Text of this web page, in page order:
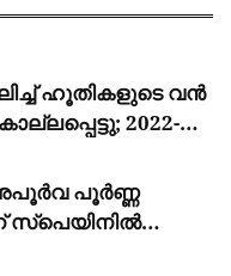
ഹൂതികളുടെ വൻ
2022-ന്
അപൂർവ പൂർണ്ണ
സ്പെയിനിൽ